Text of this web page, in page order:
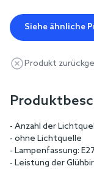
gallery
Siehe ähnliche
Produkt
- Anzahl der
- ohne Lichtquelle
- Lampenfassung:
- Leistung der